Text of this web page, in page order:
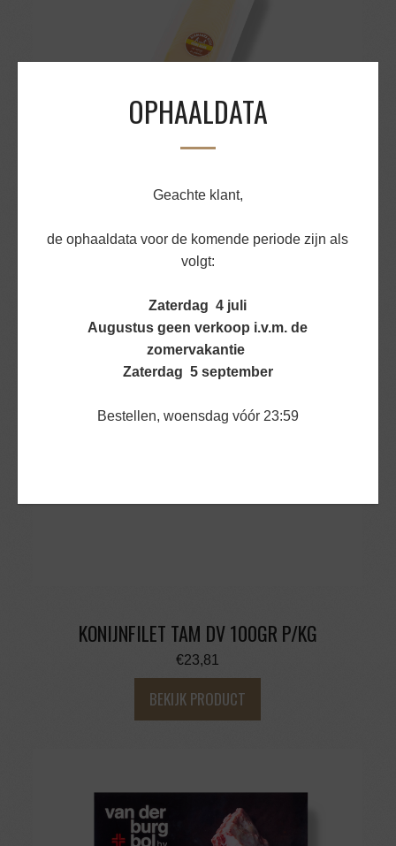
OPHAALDATA
Geachte klant,
de ophaaldata voor de komende periode zijn als
volgt:
Zaterdag 4 juli
Augustus geen verkoop i.v.m. de
zomervakantie
Zaterdag 5 september
Bestellen, woensdag vóór 23:59
KONIJNFILET TAM DV 100GR P/KG
€23,81
BEKIJK PRODUCT